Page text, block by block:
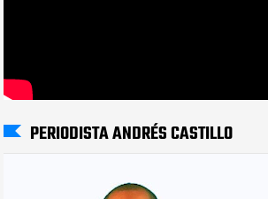
PERIODISTA ANDRÉS CASTILLO